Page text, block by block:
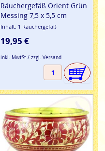
Räuchergefäß Orient Grün
Messing 7,5 x 5,5 cm
Inhalt: 1 Räuchergefäß
19,95 €
inkl. MwtSt / zzgl. Versand